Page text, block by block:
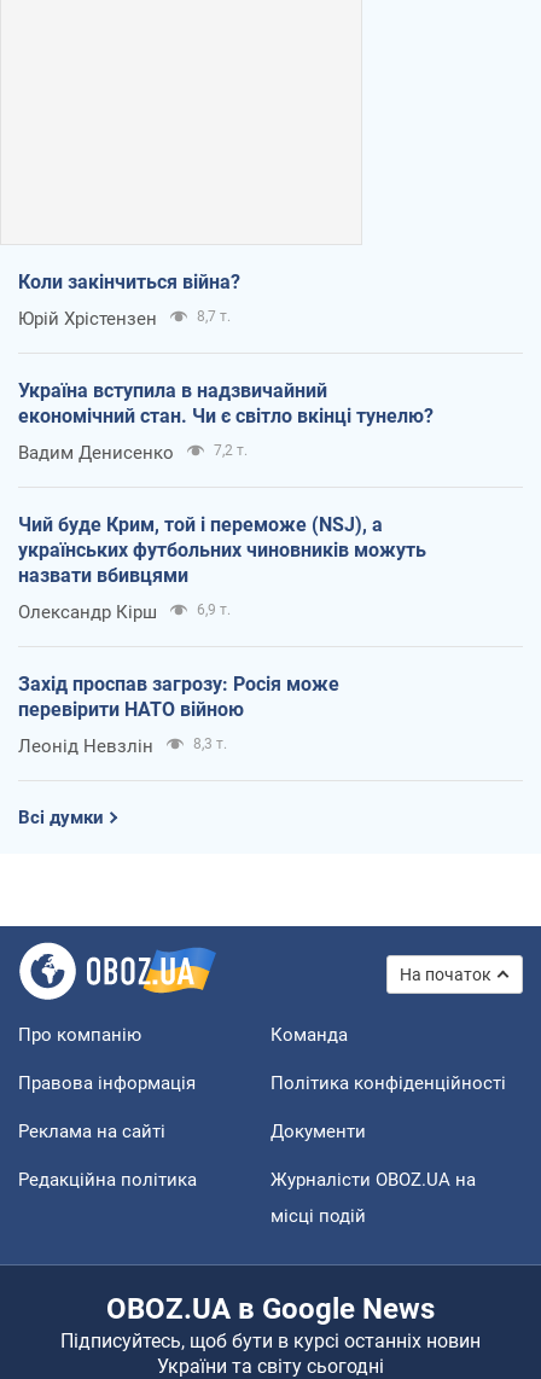
Коли закінчиться війна?
Юрій Хрістензен 8,7 т.
Україна вступила в надзвичайний
економічний стан. Чи є світло вкінці тунелю?
Вадим Денисенко 7,2 т.
Чий буде Крим, той і переможе (NSJ), а
українських футбольних чиновників можуть
назвати вбивцями
Олександр Кірш 6,9 т.
Захід проспав загрозу: Росія може
перевірити НАТО війною
Леонід Невзлін 8,3 т.
Всі думки
На початок
Про компанію Команда
Правова інформація Політика конфіденційності
Реклама на сайті Документи
Редакційна політика
Журналісти OBOZ.UA на
місці подій
OBOZ.UA в Google News
Підписуйтесь, щоб бути в курсі останніх новин
України та світу сьогодні